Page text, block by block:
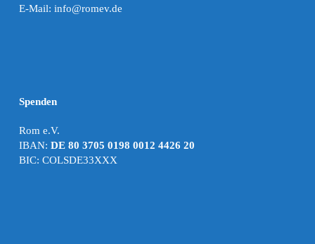
E-Mail: info@romev.de
Spenden
Rom e.V.
IBAN: DE 80 3705 0198 0012 4426 20
BIC: COLSDE33XXX